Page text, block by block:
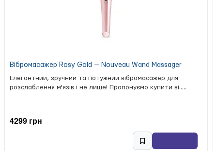
Вібромасажер Rosy Gold — Nouveau Wand Massager
Елегантний, зручний та потужний вібромасажер для
розслаблення м'язів і не лише! Пропонуємо купити ві.....
4299 грн